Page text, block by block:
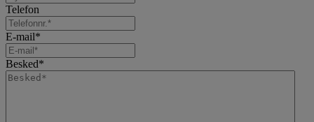
Telefon
E-mail*
Besked*